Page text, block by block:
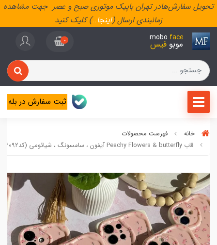
تحویل سفارش‌هادر تهران باپیک موتوری صبح و عصر جهت مشاهده
زمانبندی ارسال (اینجا..) کلیک کنید
mobo face
موبو فیس 0
ثبت سفارش در بله
خانه
فهرست محصولات
قاب Peachy Flowers & butterfly آیفون ، سامسونگ ، شیائومی (کدC2092)